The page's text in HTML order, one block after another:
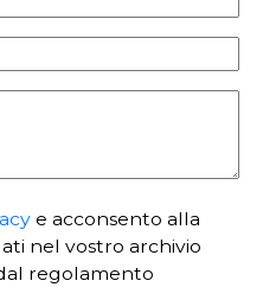
e acconsento alla
nel vostro archivio
regolamento